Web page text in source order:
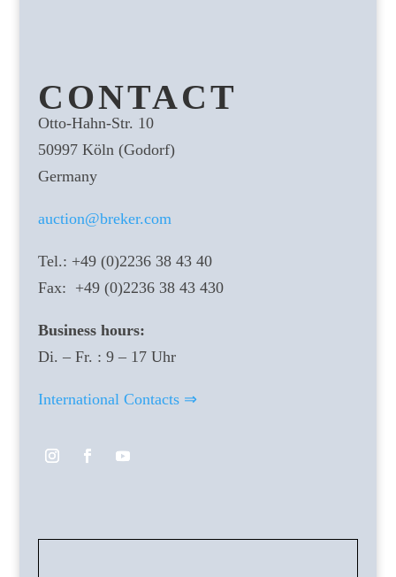
CONTACT
Otto-Hahn-Str. 10
50997 Köln (Godorf)
Germany
auction@breker.com
Tel.: +49 (0)2236 38 43 40
Fax: +49 (0)2236 38 43 430
Business hours:
Di. – Fr. : 9 – 17 Uhr
International Contacts ⇒